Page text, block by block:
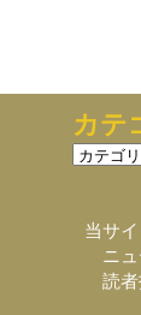
カテ
カ
リ当サ
ニ
読